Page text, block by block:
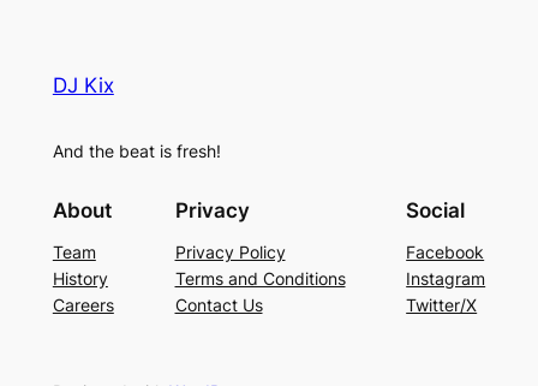
DJ Kix
And the beat is fresh!
About
Team
History
Careers
Privacy
Privacy Policy
Terms and Conditions
Contact Us
Social
Facebook
Instagram
Twitter/X